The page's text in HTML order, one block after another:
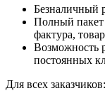
Безналичный
Полный пакет
фактура,
Возможность
постоянных
Для всех заказчиков: